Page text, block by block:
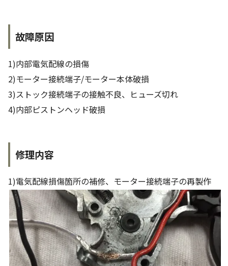
故障原因
1)内部電気配線の損傷
2)モーター接続端子/モーター本体破損
3)ストック接続端子の接触不良、ヒューズ切れ
4)内部ピストンヘッド破損
修理内容
1)電気配線損傷箇所の補修、モーター接続端子の再製作